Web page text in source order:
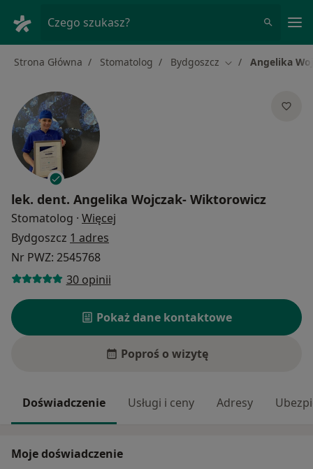
Czego szukasz?
Strona Główna Stomatolog Bydgoszcz Zmień miasto
Angelika
lek. dent. Angelika Wojczak- Wiktorowicz
Stomatolog · Więcej
Bydgoszcz 1 adres
Nr PWZ: 2545768
30 opinii
Pokaż dane kontaktowe
Poproś o wizytę
Doświadczenie Usługi i ceny Adresy
Moje doświadczenie